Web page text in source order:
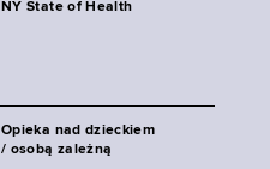
NY State of Health
Opieka nad dzieckiem
/ osobą zależną